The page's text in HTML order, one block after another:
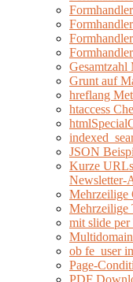
Grunt auf
hreflang
htaccess
JSON
Kurze
Newsletter-
mit slide
ob fe_user
Page-
PDF